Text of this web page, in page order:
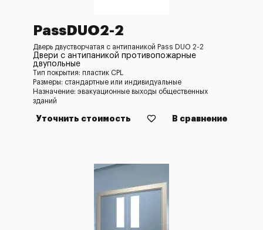
PassDUO2-2
Дверь двустворчатая с антипаникой Pass DUO 2-2
Двери с антипаникой противопожарные
двупольные
Тип покрытия: пластик CPL
Размеры: стандартные или индивидуальные
Назначение: эвакуационные выходы общественных
зданий
Уточнить стоимость В сравнение